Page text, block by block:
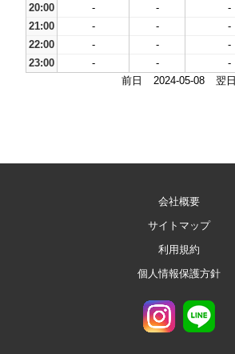
20:00
- - -
21:00
- - -
22:00
- - -
23:00
- - -
前日
2024-05-08 翌日
会社概要
サイトマップ
利用規約
個人情報保護方針